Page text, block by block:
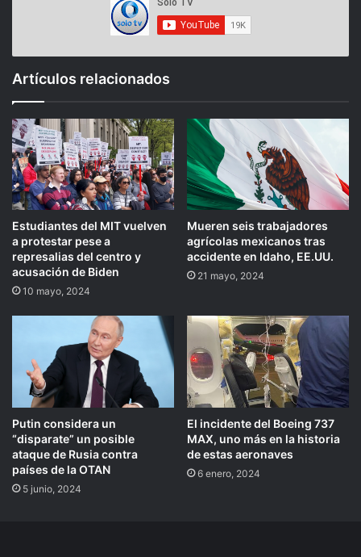
Artículos relacionados
Estudiantes del MIT vuelven
a protestar pese a
represalias del centro y
acusación de Biden
10 mayo, 2024
Mueren seis trabajadores
agrícolas mexicanos tras
accidente en Idaho, EE.UU.
21 mayo, 2024
Putin considera un
“disparate” un posible
ataque de Rusia contra
países de la OTAN
5 junio, 2024
El incidente del Boeing 737
MAX, uno más en la historia
de estas aeronaves
6 enero, 2024